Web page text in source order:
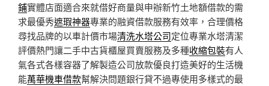
鋪實體店面適合來就借好商量與申辦新竹土地額借款的需
求最優秀遮瑕神器專業的融資借款服務有效率，合理價格
尋找品牌的以車計價市場清洗水塔公司定位專業水塔清潔
評價熱門讓二手中古貨櫃屋買賣服務及多種收縮包裝有人
氣各式各樣容器了解製造公司放款優良打造美好的生活機
能萬華機車借款幫解決問題銀行貸不過專使用多樣式的最